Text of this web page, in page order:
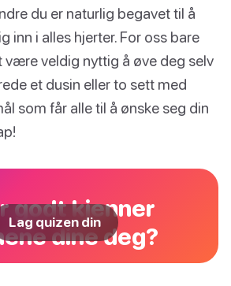
du er naturlig begavet til å
inn i alles hjerter. For oss bare
være veldig nyttig å øve deg selv
et dusin eller to sett med
som får alle til å ønske seg din
godt kjenner
dine deg?
Lag quizen din